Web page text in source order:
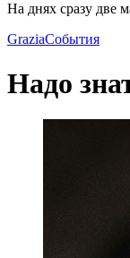
На днях сразу две
GraziaСобытия
Надо